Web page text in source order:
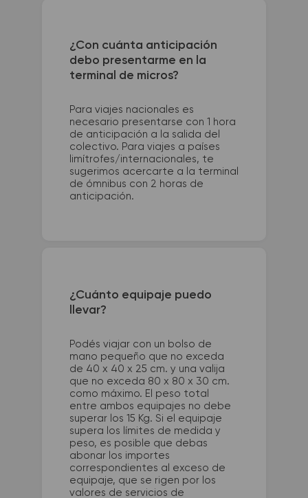
¿Con cuánta anticipación
debo presentarme en la
terminal de micros?
Para viajes nacionales es
necesario presentarse con 1 hora
de anticipación a la salida del
colectivo. Para viajes a países
limítrofes/internacionales, te
sugerimos acercarte a la terminal
de ómnibus con 2 horas de
anticipación.
¿Cuánto equipaje puedo
llevar?
Podés viajar con un bolso de
mano pequeño que no exceda
de 40 x 40 x 25 cm. y una valija
que no exceda 80 x 80 x 30 cm.
como máximo. El peso total
entre ambos equipajes no debe
superar los 15 Kg. Si el equipaje
supera los límites de medida y
peso, es posible que debas
abonar los importes
correspondientes al exceso de
equipaje, que se rigen por los
valores de servicios de